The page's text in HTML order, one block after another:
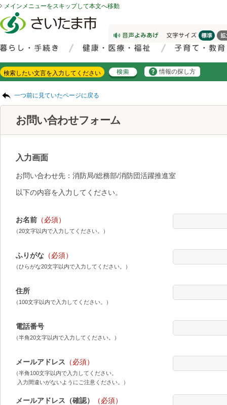
メインメニューをスキップして本文へ移動
情報の探し方
一つ前に見ていたページに戻る
お問い合わせフォーム
入力画面
お問い合わせ先：消防局/総務部/消防団活躍推進室
以下の内容を入力してください。
お名前 （必須）
（20文字以内で入力してください。）
ふりがな （必須）
（ひらがな20文字以内で入力してください。）
住所
（100文字以内で入力してください。）
電話番号
（半角20文字以内で入力してください。）
メールアドレス （必須）
（半角100文字以内で入力してください。
入力間違いがないようにご注意ください。）
メールアドレス（確認） （必須）